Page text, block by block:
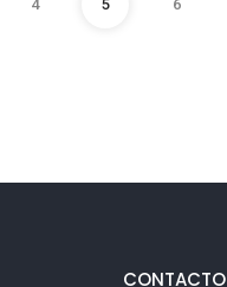
4 5 6
CONTACTO